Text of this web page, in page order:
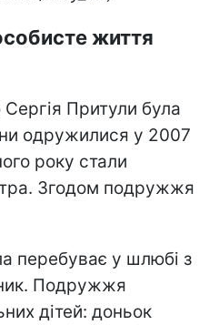
життя
Притули була
одружилися у 2007
року стали
Згодом подружжя
перебуває у шлюбі з
Подружжя
дітей: доньок